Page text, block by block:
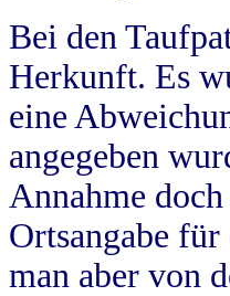
Bei den
Herkunft. Es
eine
angegeben
Annahme
Ortsangabe
man aber von